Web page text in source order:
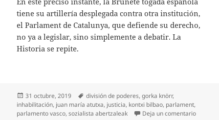
tiene su artillería desplegada contra otra institución,
el Parlament de Catalunya, que defiende su derecho,
no ya a legislar, sino simplemente a debatir. La
Historia se repite.
Publicado
el
31 octubre, 2019 Etiquetas
división de poderes,gorka knörr,
inhabilitación, juan maría atutxa, justicia, kontxi bilbao, parlament,
parlamento vasco,sozialista abertzaleak Deja un comentarioen